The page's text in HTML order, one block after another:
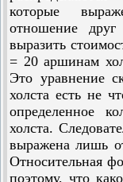
которые
отношение
выразить
= 20 аршинам
Это уравнение
холста есть не
определенное
холста.
выражена лишь
Относительная
поэтому, что